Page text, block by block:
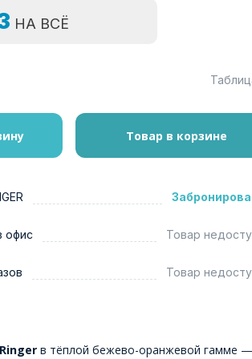
НА ВСЁ
Товар в корзине
офис Товар
Товар
в тёплой бежево-оранжевой гамме